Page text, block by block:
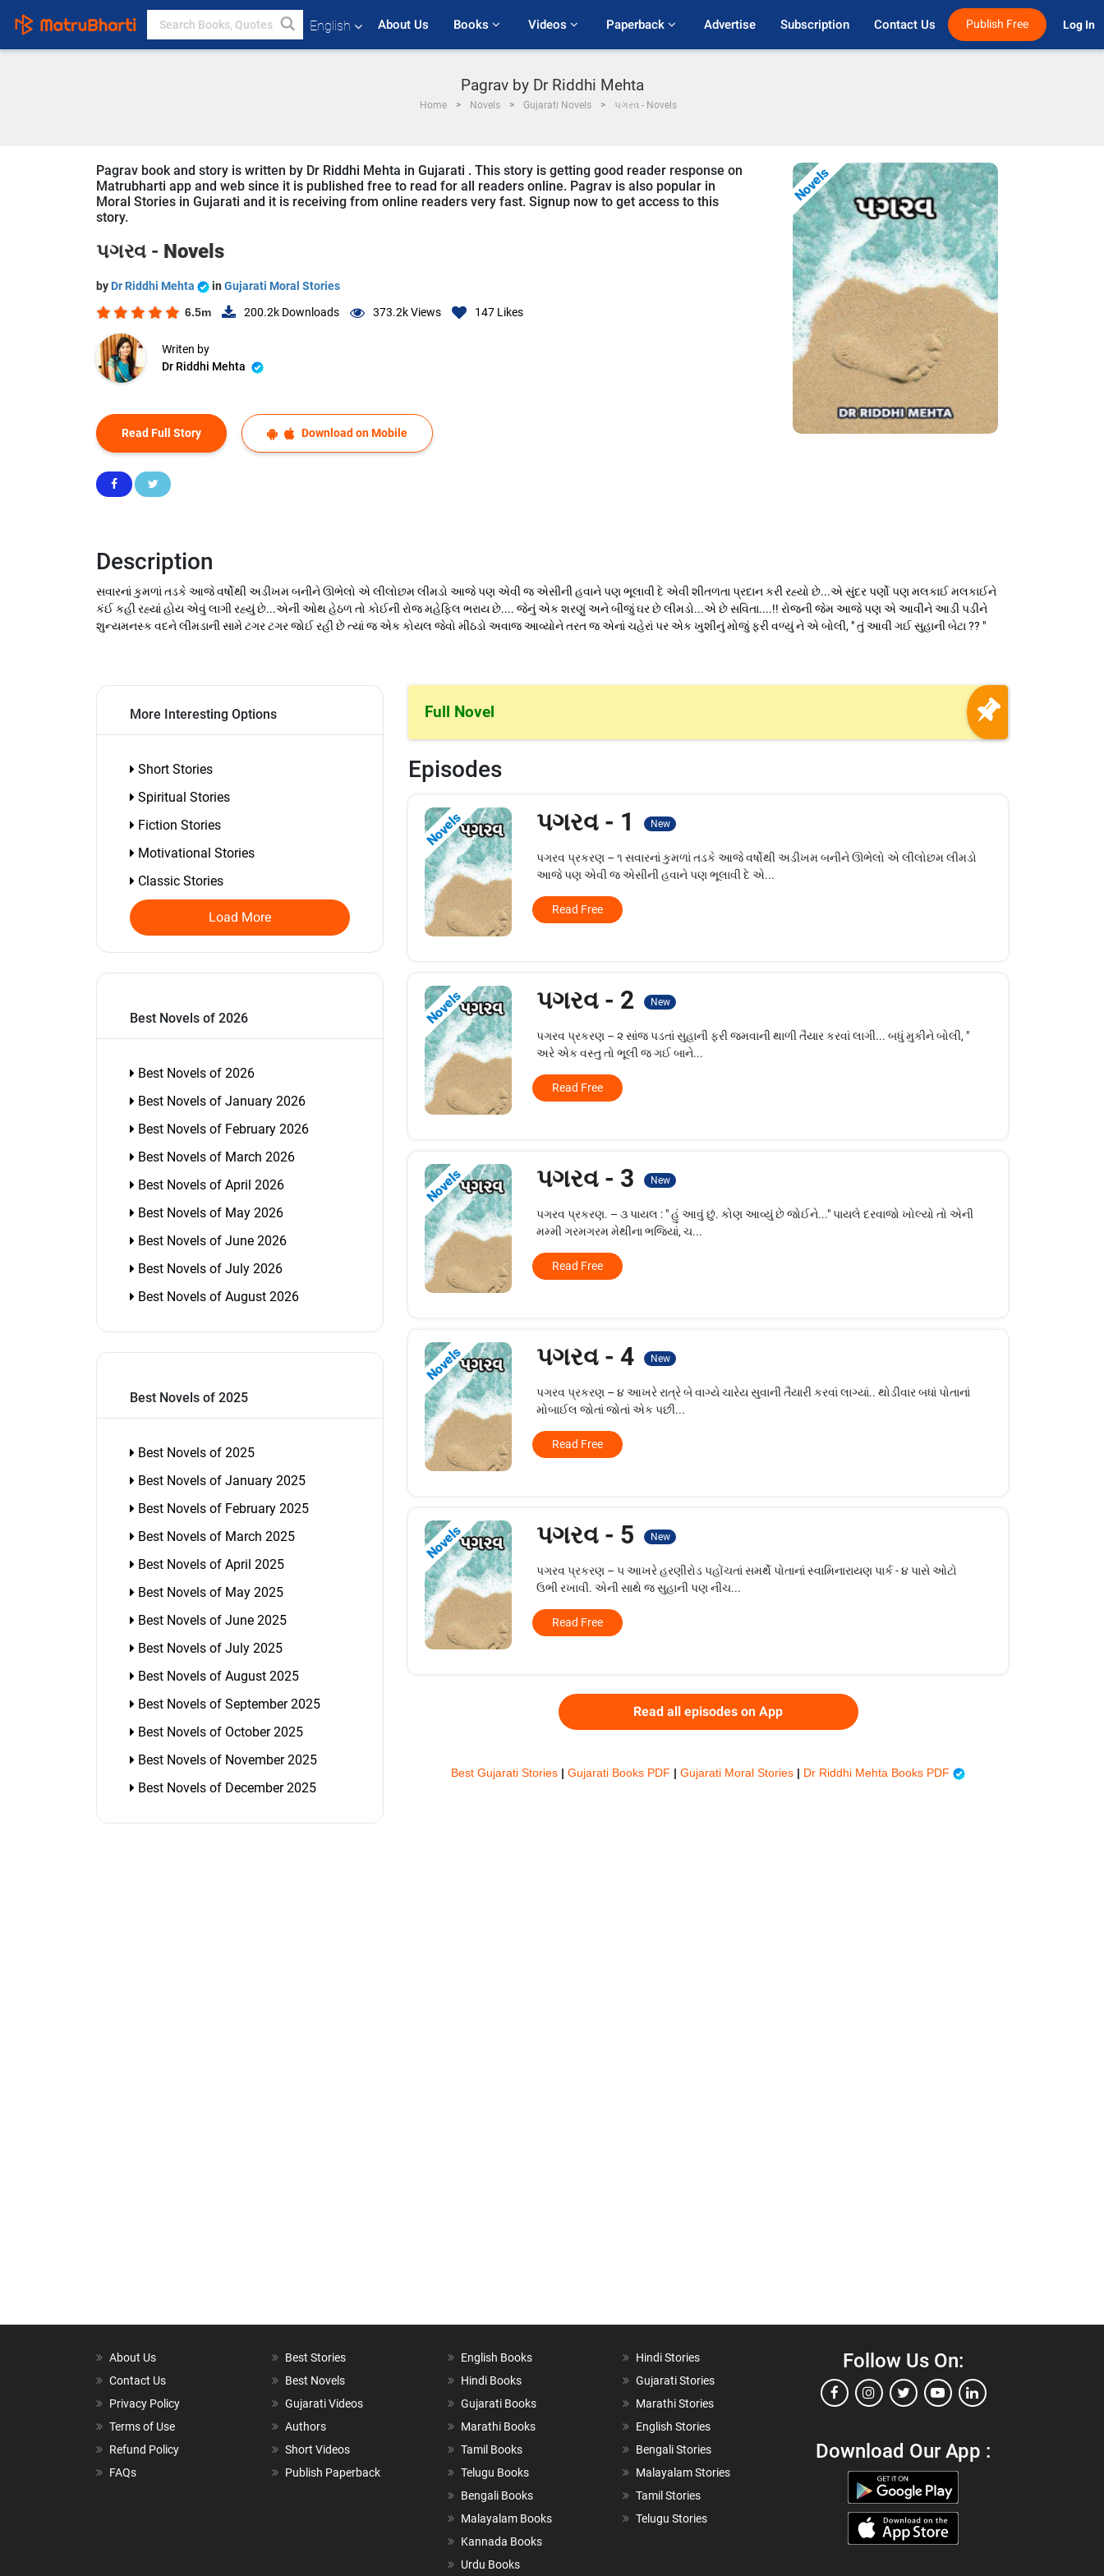
English About Us Books Videos Paperback Advertise Subscription Contact Us Publish Free Log In
Pagrav by Dr Riddhi Mehta
Home Novels Gujarati Novels પગરવ - Novels
Pagrav book and story is written by Dr Riddhi Mehta in Gujarati . This story is getting good reader response on
Matrubharti app and web since it is published free to read for all readers online. Pagrav is also popular in
Moral Stories in Gujarati and it is receiving from online readers very fast. Signup now to get access to this
story.
પગરવ - Novels
by Dr Riddhi Mehta in Gujarati Moral Stories
6.5m 200.2k Downloads 373.2kViews 147 Likes
Writen by
Dr Riddhi Mehta
Read Full Story Download on Mobile
Novels
Description
સવારનાં કુમળાં તડકે આજે વર્ષોથી અડીખમ બનીને ઊભેલો એ લીલોછમ લીમડો આજે પણ એવી જ એસીની હવાને પણ ભૂલાવી દે એવી શીતળતા પ્રદાન કરી રહ્યો છે...એ સુંદર પર્ણો પણ મલકાઈ મલકાઈને
કંઈ કહી રહ્યાં હોય એવું લાગી રહ્યું છે...એની ઓથ હેઠળ તો કોઈની રોજ મહેફિલ ભરાય છે.... જેનું એક શરણું અને બીજું ઘર છે લીમડો...એ છે સવિતા....!! રોજની જેમ આજે પણ એ આવીને આડી પડીને
શુન્યમનસ્ક વદને લીમડાની સામે ટગર ટગર જોઈ રહી છે ત્યાં જ એક કોયલ જેવો મીઠડો અવાજ આવ્યોને તરત જ એનાં ચહેરાં પર એક ખુશીનું મોજું ફરી વળ્યું ને એ બોલી, " તું આવી ગઈ સુહાની બેટા ?? "
More Interesting Options
Short Stories
Spiritual Stories
Fiction Stories
Motivational Stories
Classic Stories
Load More
Best Novels of 2026
Best Novels of 2026
Best Novels of January 2026
Best Novels of February 2026
Best Novels of March 2026
Best Novels of April 2026
Best Novels of May 2026
Best Novels of June 2026
Best Novels of July 2026
Best Novels of August 2026
Best Novels of 2025
Best Novels of 2025
Best Novels of January 2025
Best Novels of February 2025
Best Novels of March 2025
Best Novels of April 2025
Best Novels of May 2025
Best Novels of June 2025
Best Novels of July 2025
Best Novels of August 2025
Best Novels of September 2025
Best Novels of October 2025
Best Novels of November 2025
Best Novels of December 2025
Full Novel
Episodes
Novels પગરવ - 1 New
પગરવ પ્રકરણ – ૧ સવારનાં કુમળાં તડકે આજે વર્ષોથી અડીખમ બનીને ઊભેલો એ લીલોછમ લીમડો
આજે પણ એવી જ એસીની હવાને પણ ભૂલાવી દે એ...
Read Free
Novels પગરવ - 2 New
પગરવ પ્રકરણ – ૨ સાંજ પડતાં સુહાની ફરી જમવાની થાળી તૈયાર કરવાં લાગી... બધું મુકીને બોલી, "
અરે એક વસ્તુ તો ભૂલી જ ગઈ બાને...
Read Free
Novels પગરવ - 3 New
પગરવ પ્રકરણ. – ૩ પાયલ : " હું આવું છું. કોણ આવ્યું છે જોઈને..." પાયલે દરવાજો ખોલ્યો તો એની
મમ્મી ગરમગરમ મેથીના ભજિયાં, ચ...
Read Free
Novels પગરવ - 4 New
પગરવ પ્રકરણ – ૪ આખરે રાત્રે બે વાગ્યે ચારેય સુવાની તૈયારી કરવાં લાગ્યાં.. થોડીવાર બધાં પોતાનાં
મોબાઈલ જોતાં જોતાં એક પછી...
Read Free
Novels પગરવ - 5 New
પગરવ પ્રકરણ – ૫ આખરે હરણીરોડ પહોંચતાં સમર્થે પોતાનાં સ્વામિનારાયણ પાર્ક - ૪ પાસે ઓટો
ઉભી રખાવી. એની સાથે જ સુહાની પણ નીચ...
Read Free
Read all episodes on App
Best Gujarati Stories | Gujarati Books PDF | Gujarati Moral Stories | Dr Riddhi Mehta Books PDF
About Us
Contact Us
Privacy Policy
Terms of Use
Refund Policy
FAQs
Best Stories
Best Novels
Gujarati Videos
Authors
Short Videos
Publish Paperback
English Books
Hindi Books
Gujarati Books
Marathi Books
Tamil Books
Telugu Books
Bengali Books
Malayalam Books
Kannada Books
Urdu Books
Hindi Stories
Gujarati Stories
Marathi Stories
English Stories
Bengali Stories
Malayalam Stories
Tamil Stories
Telugu Stories
Follow Us On:
Download Our App :